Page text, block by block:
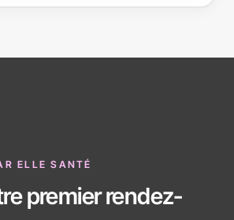
ELLE SANTÉ
premier rendez-